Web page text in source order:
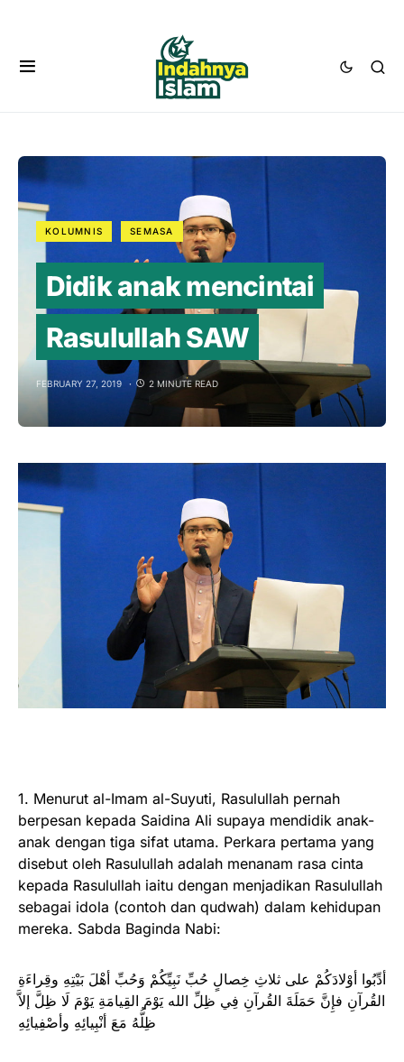
KOLUMNIS SEMASA
Didik anak mencintai
Rasulullah SAW
FEBRUARY 27, 2019 2 MINUTE READ
1. Menurut al-Imam al-Suyuti, Rasulullah pernah
berpesan kepada Saidina Ali supaya mendidik anak-
anak dengan tiga sifat utama. Perkara pertama yang
disebut oleh Rasulullah adalah menanam rasa cinta
kepada Rasulullah iaitu dengan menjadikan Rasulullah
sebagai idola (contoh dan qudwah) dalam kehidupan
mereka. Sabda Baginda Nabi:
أدِّبُوا أوْلادَكُمْ على ثلاثِ خِصالٍ حُبِّ نَبِيِّكُمْ وَحُبِّ أهْلَ بَيْتِهِ وقِراءَةِ
القُرآنِ فإِنَّ حَمَلَةَ القُرآنِ فِي ظِلِّ الله يَوْمَ القِيامَةِ يَوْمَ لَا ظِلَّ إلاَّ
ظِلُّهُ مَعَ أنْبِيائِهِ وأصْفِيائِهِ